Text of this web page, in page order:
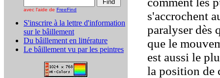
avec l'aide de FreeFind
S'inscrire à la lettre d'information
sur le bâillement
Du bâillement en littérature
Le bâillement vu par les peintres
s'accrochent
paralyser dès
que le
est aussi le
la position de